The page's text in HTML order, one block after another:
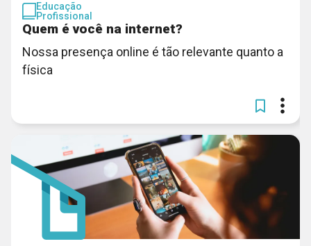
Educação
Profissional
Quem é você na internet?
Nossa presença online é tão relevante quanto a
física